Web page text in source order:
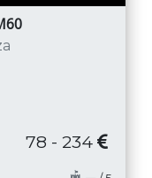
78 - 234